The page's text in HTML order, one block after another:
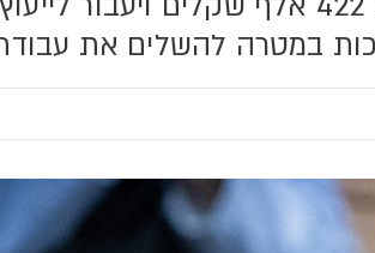
במטרה להשלים את